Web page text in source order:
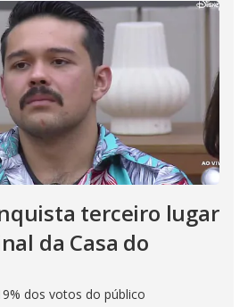
terceiro lugar
da Casa do
dos votos do público